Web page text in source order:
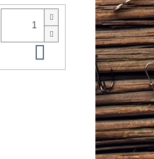
Do košíku